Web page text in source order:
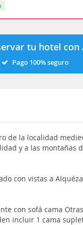
tu hotel con
Pago 100% seguro
de la localidad
y a las montañas
con vistas a
con sofá cama Otras
incluir 1 cama